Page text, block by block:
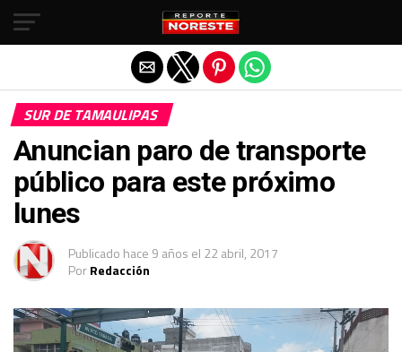
SUR DE TAMAULIPAS
Anuncian paro de transporte
público para este próximo
lunes
Publicado hace 9 años el 22 abril, 2017
PorRedacción
Salir de la versión móvil